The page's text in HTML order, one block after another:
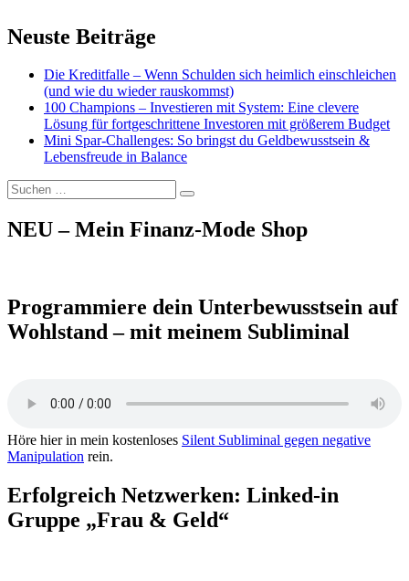
Neuste Beiträge
Die Kreditfalle – Wenn Schulden sich heimlich einschleichen
(und wie du wieder rauskommst)
100 Champions – Investieren mit System: Eine clevere
Lösung für fortgeschrittene Investoren mit größerem Budget
Mini Spar-Challenges: So bringst du Geldbewusstsein &
Lebensfreude in Balance
Suchen
nach:
Suchen
NEU – Mein Finanz-Mode Shop
Programmiere dein Unterbewusstsein auf
Wohlstand – mit meinem Subliminal
Höre hier in mein kostenloses Silent Subliminal gegen negative
Manipulation rein.
Erfolgreich Netzwerken: Linked-in
Gruppe „Frau & Geld“